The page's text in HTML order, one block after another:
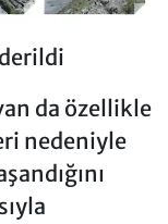
da özellikle
nedeniyle